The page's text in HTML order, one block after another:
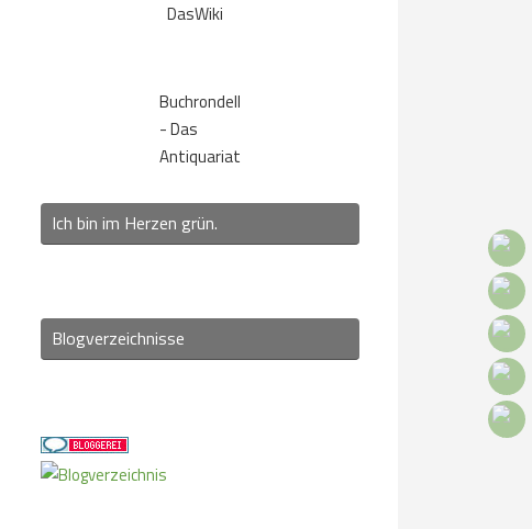
DasWiki
Buchrondell
- Das
Antiquariat
Ich bin im Herzen grün.
Blogverzeichnisse